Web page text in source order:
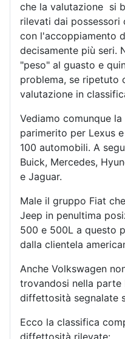
che la valutazione si
rilevati dai possessori
con l'accoppiamento
decisamente più seri.
"peso" al guasto e
problema, se ripetuto
valutazione in
Vediamo comunque
parimerito per Lexus
100 automobili. A
Buick, Mercedes,
e Jaguar.
Male il gruppo Fiat
Jeep in penultima
500 e 500L a questo
dalla clientela
Anche Volkswagen
trovandosi nella parte
diffettosità segnalate
Ecco la classifica
diffettosità rilevate: